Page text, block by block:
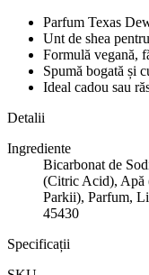
Parfum Texas
Unt de shea
Formulă vegană,
Spumă bogată și
Ideal cadou sau
Detalii
Ingrediente
Bicarbonat de
(Citric Acid), Apă
Parkii), Parfum,
45430
Specificații